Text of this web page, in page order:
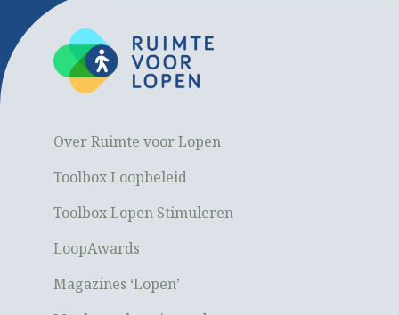
Over Ruimte voor Lopen
Toolbox Loopbeleid
Toolbox Lopen Stimuleren
LoopAwards
Magazines ‘Lopen’